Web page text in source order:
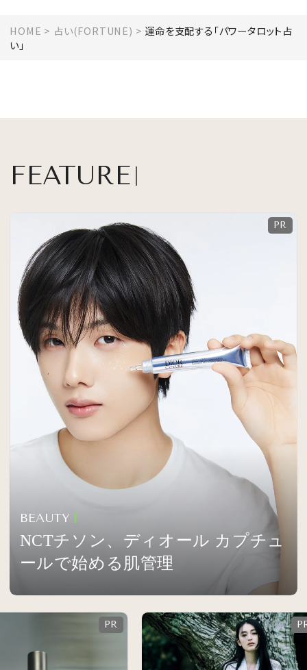
HOME 占い(FORTUNE)
運命を支配する「パワータロット占
い」
FEATURE
BEAUTY
NCTチソン、ディオール カプチュ
ールで始める肌管理